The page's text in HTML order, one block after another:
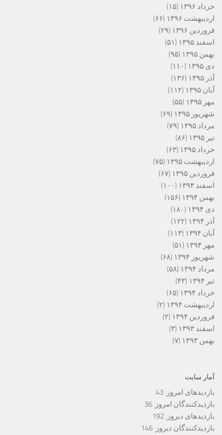
خرداد ۱۳۹۶
(۱۵)
اردیبهشت ۱۳۹۶
(۶۶)
فروردین ۱۳۹۶
(۲۹)
اسفند ۱۳۹۵
(۵۱)
بهمن ۱۳۹۵
(۹۵)
دی ۱۳۹۵
(۱۱۰)
آذر ۱۳۹۵
(۱۳۶)
آبان ۱۳۹۵
(۱۱۲)
مهر ۱۳۹۵
(۵۵)
شهریور ۱۳۹۵
(۶۹)
مرداد ۱۳۹۵
(۷۹)
تیر ۱۳۹۵
(۸۶)
خرداد ۱۳۹۵
(۶۳)
اردیبهشت ۱۳۹۵
(۷۵)
فروردین ۱۳۹۵
(۶۷)
اسفند ۱۳۹۴
(۱۰۰)
بهمن ۱۳۹۴
(۱۵۶)
دی ۱۳۹۴
(۱۸۰)
آذر ۱۳۹۴
(۱۲۲)
آبان ۱۳۹۴
(۱۱۳)
مهر ۱۳۹۴
(۵۱)
شهریور ۱۳۹۴
(۶۸)
مرداد ۱۳۹۴
(۵۸)
تیر ۱۳۹۴
(۴۳)
خرداد ۱۳۹۴
(۶۵)
اردیبهشت ۱۳۹۴
(۲)
فروردین ۱۳۹۴
(۲)
اسفند ۱۳۹۳
(۳)
بهمن ۱۳۹۳
(۷)
آمار سایت
بازدیدهای امروز: 43
بازدیدکنندگان امروز: 36
بازدیدهای دیروز: 192
بازدیدکنندگان دیروز: 146